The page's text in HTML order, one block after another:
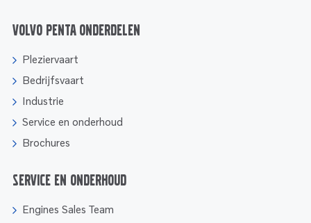
Volvo Penta onderdelen
Pleziervaart
Bedrijfsvaart
Industrie
Service en onderhoud
Brochures
Service en onderhoud
Engines Sales Team